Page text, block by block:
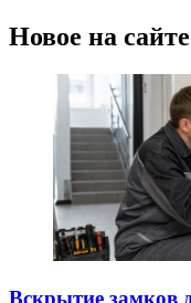
Новое на сайте
Вскрытие замков